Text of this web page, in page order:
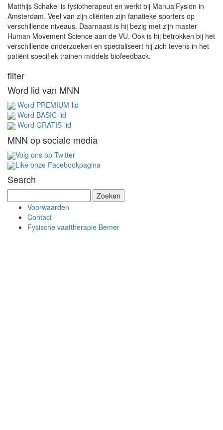
Matthijs Schakel is fysiotherapeut en werkt bij ManualFysion in
Amsterdam. Veel van zijn cliënten zijn fanatieke sporters op
verschillende niveaus. Daarnaast is hij bezig met zijn master
Human Movement Science aan de VU. Ook is hij betrokken bij het
verschillende onderzoeken en specialiseert hij zich tevens in het
patiënt specifiek trainen middels biofeedback.
filter
Word lid van MNN
Word PREMIUM-lid
Word BASIC-lid
Word GRATIS-lid
MNN op sociale media
Volg ons op Twitter
Like onze Facebookpagina
Search
o
Voorwaarden
Contact
Fysische vaattherapie Bemer